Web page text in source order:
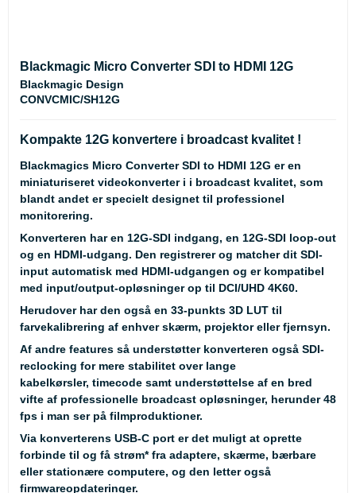
Blackmagic Micro Converter SDI to HDMI 12G
Blackmagic Design
CONVCMIC/SH12G
Kompakte 12G konvertere i broadcast kvalitet !
Blackmagics Micro Converter SDI to HDMI 12G er en
miniaturiseret videokonverter i i broadcast kvalitet, som
blandt andet er specielt designet til professionel
monitorering.
Konverteren har en 12G-SDI indgang, en 12G-SDI loop-out
og en HDMI-udgang. Den registrerer og matcher dit SDI-
input automatisk med HDMI-udgangen og er kompatibel
med input/output-opløsninger op til DCI/UHD 4K60.
Herudover har den også en 33-punkts 3D LUT til
farvekalibrering af enhver skærm, projektor eller fjernsyn.
Af andre features så understøtter konverteren også SDI-
reclocking for mere stabilitet over lange
kabelkørsler, timecode samt understøttelse af en bred
vifte af professionelle broadcast opløsninger, herunder 48
fps i man ser på filmproduktioner.
Via konverterens USB-C port er det muligt at oprette
forbinde til og få strøm* fra adaptere, skærme, bærbare
eller stationære computere, og den letter også
firmwareopdateringer.